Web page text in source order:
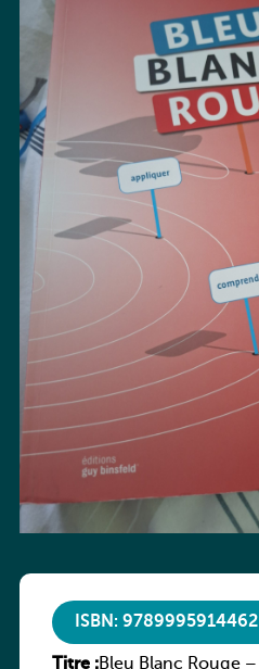
ISBN: 9789995914462
Titre :Bleu Blanc Rouge